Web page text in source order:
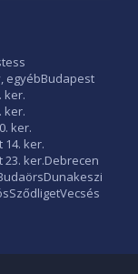
egyébBudapest
ker.
ker.
ker.
14. ker.
23. ker.Debrecen
Dunakeszi
SződligetVecsés